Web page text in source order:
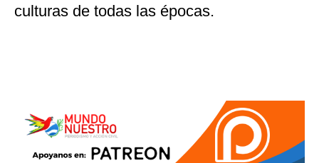
culturas de todas las épocas.